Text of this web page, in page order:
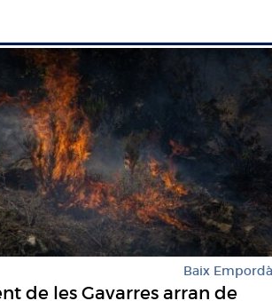
Baix Empordà
de les Gavarres arran de